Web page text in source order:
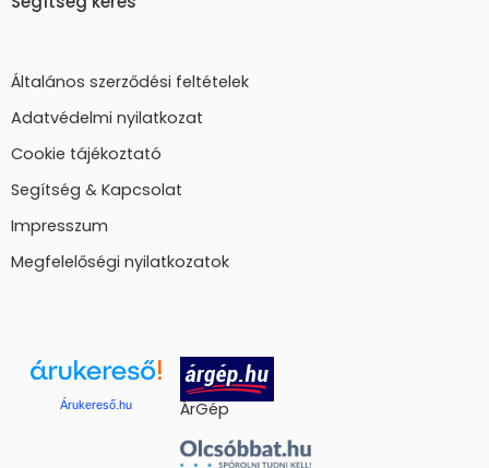
Általános szerződési feltételek
Adatvédelmi nyilatkozat
Cookie tájékoztató
Segítség & Kapcsolat
Impresszum
Megfelelőségi nyilatkozatok
Árukereső.hu ÁrGép